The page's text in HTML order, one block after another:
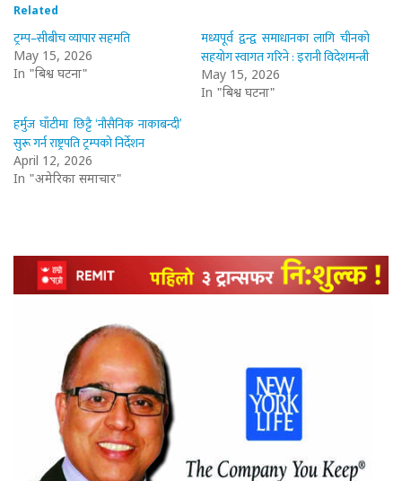
Related
ट्रम्प–सीबीच व्यापार सहमति
May 15, 2026
In "बिश्व घटना"
मध्यपूर्व द्वन्द्व समाधानका लागि चीनको
सहयोग स्वागत गरिने : इरानी विदेशमन्त्री
May 15, 2026
In "बिश्व घटना"
हर्मुज घाँटीमा छिट्टै ‘नौसैनिक नाकाबन्दी’
सुरू गर्न राष्ट्रपति ट्रम्पको निर्देशन
April 12, 2026
In "अमेरिका समाचार"